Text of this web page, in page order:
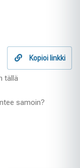
Kopioi linkki
tällä
samoin?